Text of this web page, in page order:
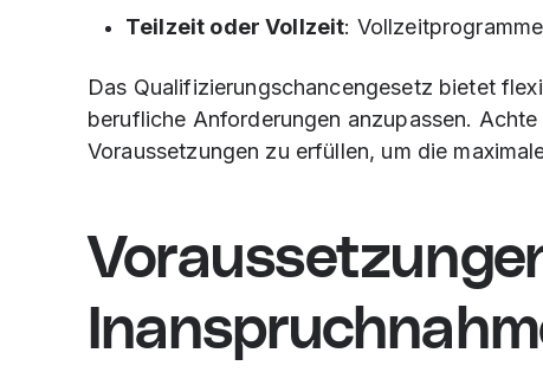
Teilzeit oder Vollzeit:
Das Qualifizierungschancengesetz bietet
berufliche Anforderungen anzupassen.
Voraussetzungen zu erfüllen, um die